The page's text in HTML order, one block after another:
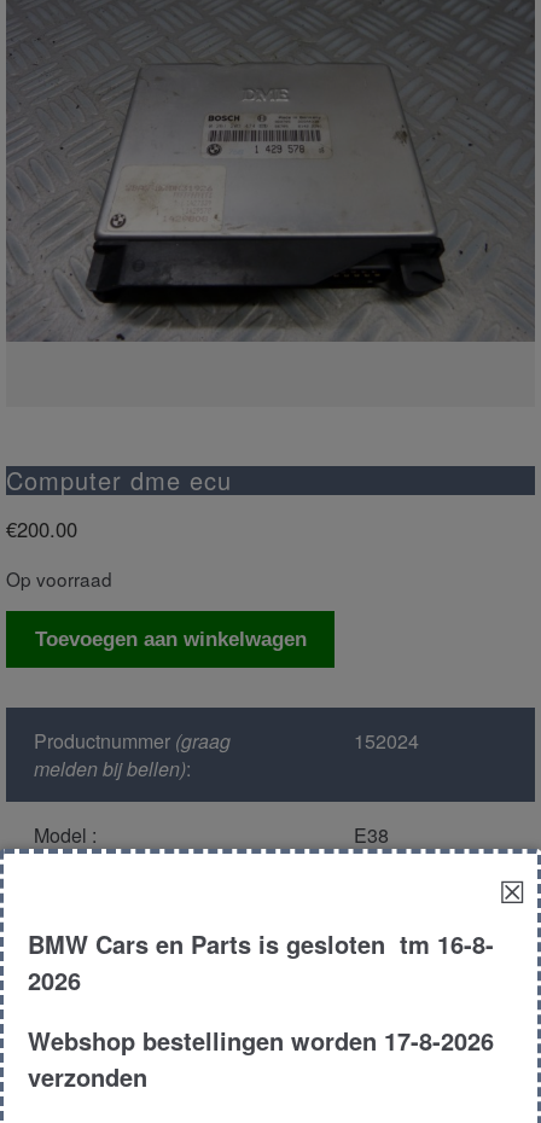
Computer dme ecu
€200.00
Op voorraad
Computer
Toevoegen aan winkelwagen
Productnummer(graag
melden bij bellen):
152024
Model : E38
Carroserie :
Motor type :
☒
BMW Cars en Parts is gesloten tm 16-8-
2026
Webshop bestellingen worden 17-8-2026
verzonden